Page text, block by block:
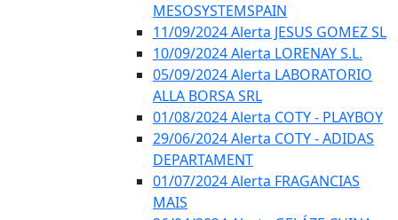
MESOSYSTEMSPAIN
11/09/2024 Alerta JESUS GOMEZ SL
10/09/2024 Alerta LORENAY S.L.
05/09/2024 Alerta LABORATORIO
ALLA BORSA SRL
01/08/2024 Alerta COTY - PLAYBOY
29/06/2024 Alerta COTY - ADIDAS
DEPARTAMENT
01/07/2024 Alerta FRAGANCIAS
MAIS